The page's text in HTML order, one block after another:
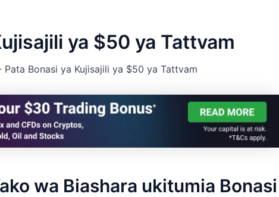
ya $50 ya Tattvam
Pata Bonasi ya Kujisajili ya $50 ya Tattvam
wa Biashara ukitumia Bonasi